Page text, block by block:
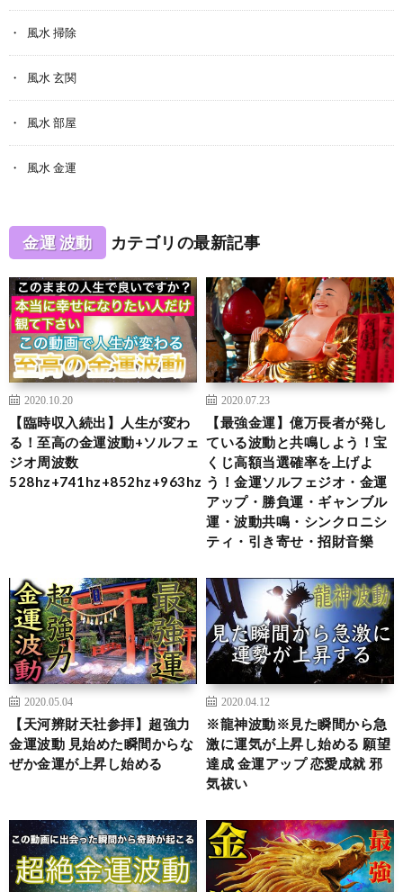
風水 掃除
風水 玄関
風水 部屋
風水 金運
金運 波動 カテゴリの最新記事
2020.10.20
【臨時収入続出】人生が変わ
る！至高の金運波動+ソルフェ
ジオ周波数
528hz+741hz+852hz+963hz
2020.07.23
【最強金運】億万長者が発し
ている波動と共鳴しよう！宝
くじ高額当選確率を上げよ
う！金運ソルフェジオ・金運
アップ・勝負運・ギャンブル
運・波動共鳴・シンクロニシ
ティ・引き寄せ・招財音樂
2020.05.04
【天河辨財天社参拝】超強力
金運波動 見始めた瞬間からな
ぜか金運が上昇し始める
2020.04.12
※龍神波動※見た瞬間から急
激に運気が上昇し始める 願望
達成 金運アップ 恋愛成就 邪
気祓い